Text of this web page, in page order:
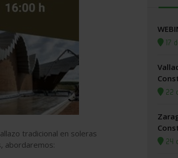
tradicional en soleras
abordaremos:
17
22
24